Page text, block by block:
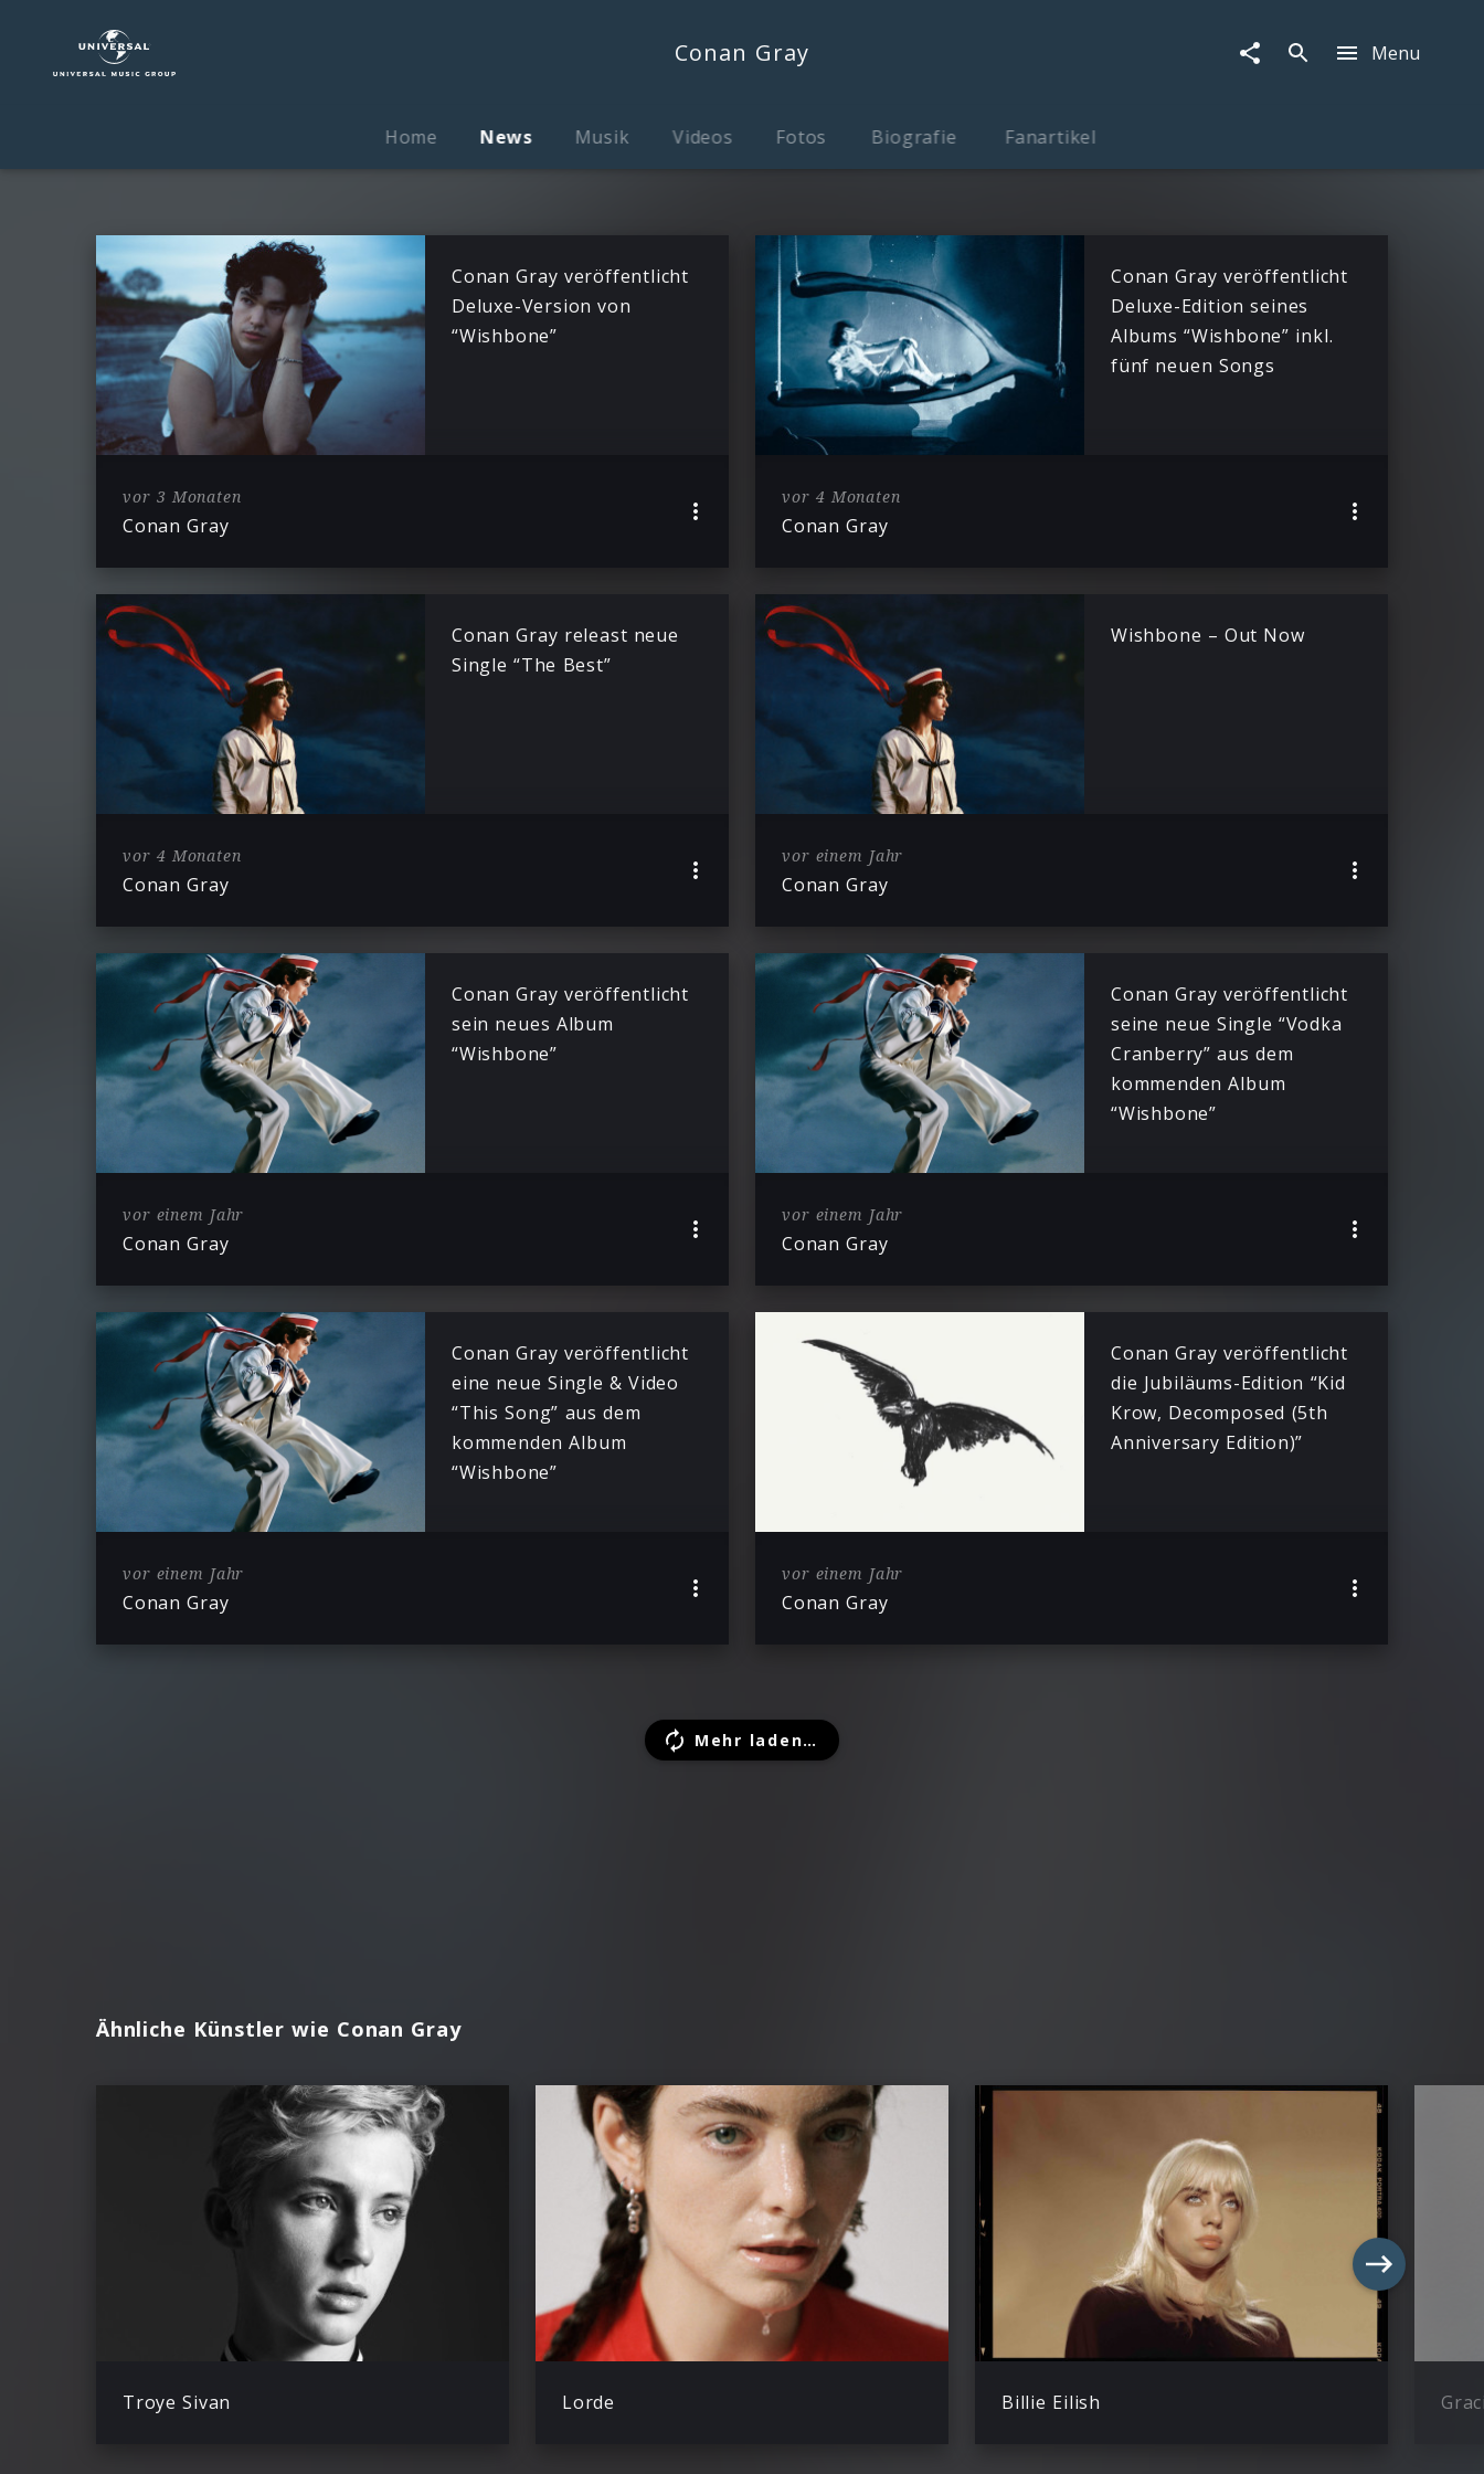
Conan Gray Menu
Home News Musik Videos Fotos Biografie Fanartikel
Conan Gray veröffentlicht
Deluxe-Version von
“Wishbone”
vor 3 Monaten
Conan Gray
Conan Gray veröffentlicht
Deluxe-Edition seines
Albums “Wishbone” inkl.
fünf neuen Songs
vor 4 Monaten
Conan Gray
Conan Gray releast neue
Single “The Best”
vor 4 Monaten
Conan Gray
Wishbone – Out Now
vor einem Jahr
Conan Gray
Conan Gray veröffentlicht
sein neues Album
“Wishbone”
vor einem Jahr
Conan Gray
Conan Gray veröffentlicht
seine neue Single “Vodka
Cranberry” aus dem
kommenden Album
“Wishbone”
vor einem Jahr
Conan Gray
Conan Gray veröffentlicht
eine neue Single & Video
“This Song” aus dem
kommenden Album
“Wishbone”
vor einem Jahr
Conan Gray
Conan Gray veröffentlicht
die Jubiläums-Edition “Kid
Krow, Decomposed (5th
Anniversary Edition)”
vor einem Jahr
Conan Gray
Mehr laden…
Ähnliche Künstler wie Conan Gray
Troye Sivan Lorde Billie Eilish